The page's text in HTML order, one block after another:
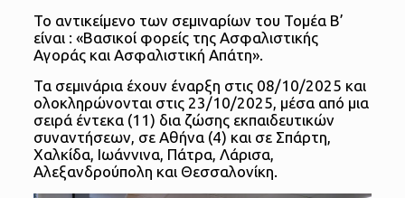
Το αντικείμενο των σεμιναρίων του Τομέα Β’
είναι : «Βασικοί φορείς της Ασφαλιστικής
Αγοράς και Ασφαλιστική Απάτη».
Τα σεμινάρια έχουν έναρξη στις 08/10/2025 και
ολοκληρώνονται στις 23/10/2025, μέσα από μια
σειρά έντεκα (11) δια ζώσης εκπαιδευτικών
συναντήσεων, σε Αθήνα (4) και σε Σπάρτη,
Χαλκίδα, Ιωάννινα, Πάτρα, Λάρισα,
Αλεξανδρούπολη και Θεσσαλονίκη.